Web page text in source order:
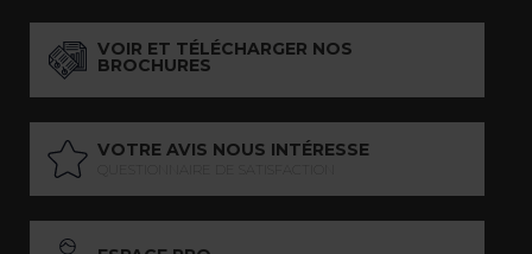
VOIR ET TÉLÉCHARGER NOS
BROCHURES
VOTRE AVIS NOUS INTÉRESSE